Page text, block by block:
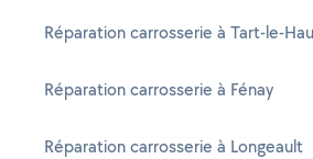
Réparation carrosserie à Tart-le-
Réparation carrosserie à Fénay
Réparation carrosserie à Longeault